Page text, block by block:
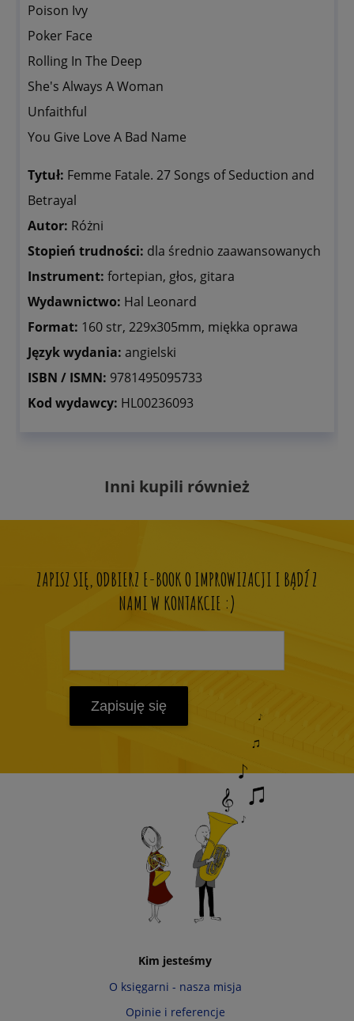
Poison Ivy
Poker Face
Rolling In The Deep
She's Always A Woman
Unfaithful
You Give Love A Bad Name
Tytuł: Femme Fatale. 27 Songs of Seduction and
Betrayal
Autor: Różni
Stopień trudności: dla średnio zaawansowanych
Instrument: fortepian, głos, gitara
Wydawnictwo: Hal Leonard
Format: 160 str, 229x305mm, miękka oprawa
Język wydania: angielski
ISBN / ISMN: 9781495095733
Kod wydawcy: HL00236093
Inni kupili również
ZAPISZ SIĘ, ODBIERZ E-BOOK O IMPROWIZACJI I BĄDŹ Z
NAMI W KONTAKCIE :)
Zapisuję się
Kim jesteśmy
O księgarni - nasza misja
Opinie i referencje